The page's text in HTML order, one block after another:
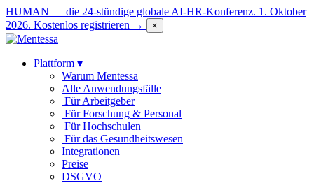
HUMAN — die 24-stündige globale AI-HR-Konferenz. 1. Oktober
2026. Kostenlos registrieren → ×
Plattform ▾
Warum Mentessa
Alle Anwendungsfälle
Für Arbeitgeber
Für Forschung & Personal
Für Hochschulen
Für das Gesundheitswesen
Integrationen
Preise
DSGVO